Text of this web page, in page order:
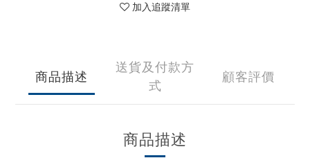
加入追蹤清單
商品描述
送貨及付款方
式
顧客評價
商品描述